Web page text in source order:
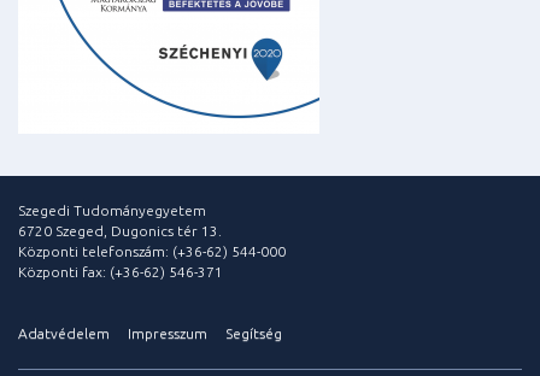
Szegedi Tudományegyetem
6720 Szeged, Dugonics tér 13.
Központi telefonszám: (+36-62) 544-000
Központi fax: (+36-62) 546-371
Adatvédelem Impresszum Segítség